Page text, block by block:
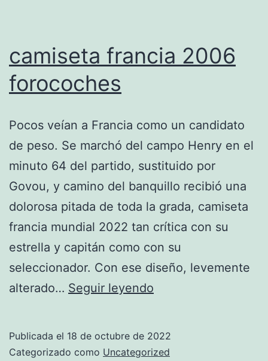
camiseta francia 2006
forocoches
Pocos veían a Francia como un candidato
de peso. Se marchó del campo Henry en el
minuto 64 del partido, sustituido por
Govou, y camino del banquillo recibió una
dolorosa pitada de toda la grada, camiseta
francia mundial 2022 tan crítica con su
estrella y capitán como con su
seleccionador. Con ese diseño, levemente
alterado… Seguir leyendo
forocoches
Publicada el 18 de octubre de 2022
Categorizado como Uncategorized